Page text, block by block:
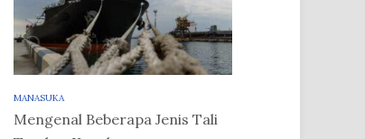
MANASUKA
Mengenal Beberapa Jenis Tali